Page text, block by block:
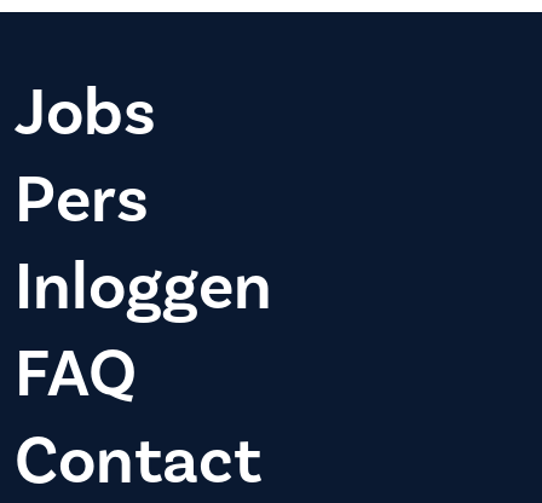
Jobs
Pers
Inloggen
FAQ
Contact